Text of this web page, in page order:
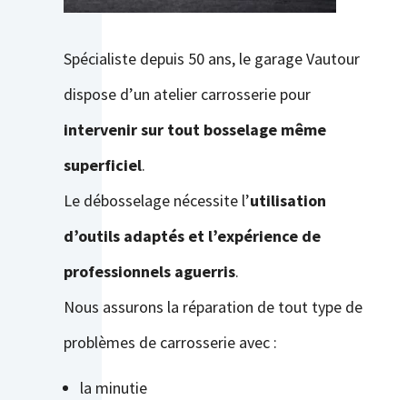
Spécialiste depuis 50 ans, le garage Vautour
dispose d’un atelier carrosserie pour
intervenir sur tout bosselage même
superficiel.
Le débosselage nécessite l’utilisation
d’outils adaptés et l’expérience de
professionnels aguerris.
Nous assurons la réparation de tout type de
problèmes de carrosserie avec :
la minutie